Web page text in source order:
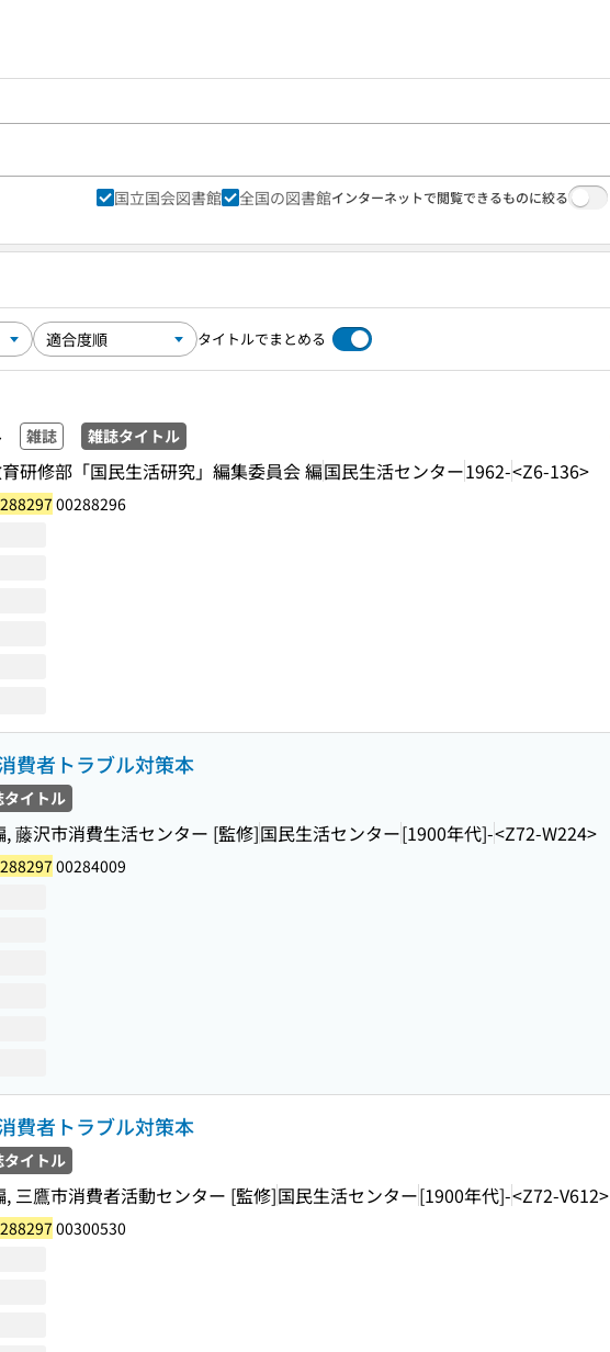
国立国会図書館 全国の図書館インターネットで閲覧できるものに絞る
タイトルでまとめる
雑誌 雑誌タイトル
研修部「国民生活研究」編集委員会 編国民生活センター1962-<Z6-136>
00288296
費者トラブル対策本
タイトル
藤沢市消費生活センター [監修]国民生活センター[1900年代]-<Z72-W224>
00284009
費者トラブル対策本
タイトル
三鷹市消費者活動センター [監修]国民生活センター[1900年代]-<Z72-V612>
00300530